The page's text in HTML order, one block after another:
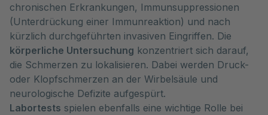
chronischen Erkrankungen, Immunsuppressionen
(Unterdrückung einer Immunreaktion) und nach
kürzlich durchgeführten invasiven Eingriffen. Die
körperliche Untersuchung konzentriert sich darauf,
die Schmerzen zu lokalisieren. Dabei werden Druck-
oder Klopfschmerzen an der Wirbelsäule und
neurologische Defizite aufgespürt.
Labortests spielen ebenfalls eine wichtige Rolle bei